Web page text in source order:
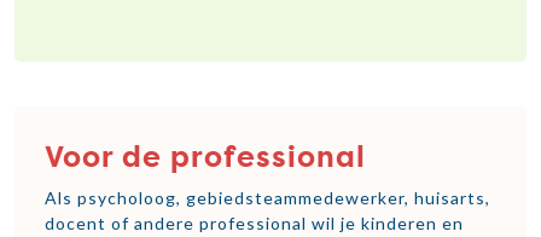
Voor de professional
Als psycholoog, gebiedsteammedewerker, huisarts,
docent of andere professional wil je kinderen en